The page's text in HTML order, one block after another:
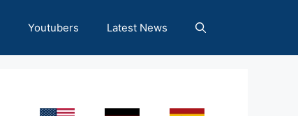
Youtubers Latest News